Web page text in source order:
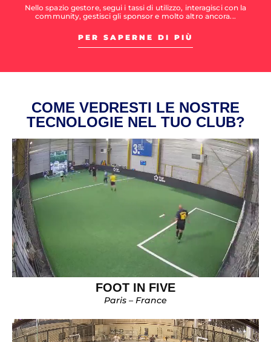
Nello spazio gestore, segui i tassi di utilizzo, interagisci con la
community, gestisci gli sponsor e molto altro ancora...
PER SAPERNE DI PIÙ
COME VEDRESTI LE NOSTRE
TECNOLOGIE NEL TUO CLUB?
FOOT IN FIVE
Paris – France